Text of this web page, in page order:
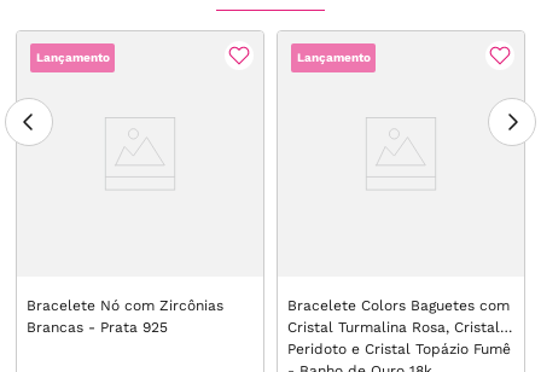
Lançamento
Bracelete Nó com Zircônias
Brancas - Prata 925
Lançamento
Bracelete Colors Baguetes com
Cristal Turmalina Rosa, Cristal
Peridoto e Cristal Topázio Fumê